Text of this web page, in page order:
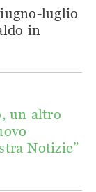
luglio
in
un altro
Notizie”